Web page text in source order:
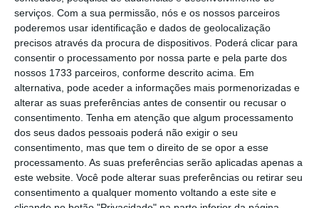
serviços. Com a sua permissão, nós e os nossos parceiros
poderemos usar identificação e dados de geolocalização
precisos através da procura de dispositivos. Poderá clicar para
consentir o processamento por nossa parte e pela parte dos
nossos 1733 parceiros, conforme descrito acima. Em
alternativa, pode aceder a informações mais pormenorizadas e
alterar as suas preferências antes de consentir ou recusar o
consentimento. Tenha em atenção que algum processamento
dos seus dados pessoais poderá não exigir o seu
consentimento, mas que tem o direito de se opor a esse
processamento. As suas preferências serão aplicadas apenas a
este website. Você pode alterar suas preferências ou retirar seu
consentimento a qualquer momento voltando a este site e
reestruturação ao longo de 2017. Com os
dados que hoje tenho na mão também não é
necessário em 2018 , porque a Efacec está a
crescer”, sublinhou.
“À data de dezembro de 2016, a Efacec
celebrou 175 rescisões por mútuo acordo, do
total de 424 autorizadas”, indica agora a
empresa, que inverteu os 20 milhões de euros